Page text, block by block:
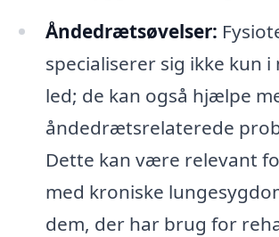
Åndedrætsøvelser:
specialiserer sig ikke kun i
led; de kan også hjælpe
åndedrætsrelaterede
Dette kan være relevant
med kroniske
dem, der har brug for